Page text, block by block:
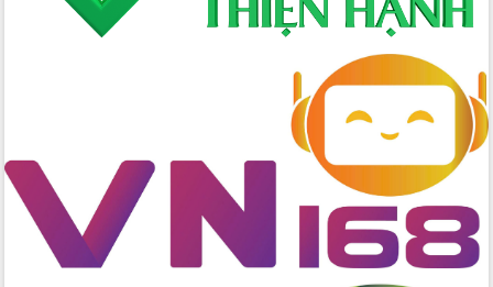
Phát động chiến dịch 30 ngày đêm
giải phóng mặt bằng Tuyến đường bộ
Đắk Lắk ký kết thỏa thuận hợp tác về
chuyển đổi số giai đoạn 2026 – 2030
với Tập đoàn Bưu chính Viễn thông
Việt Nam
Thứ trưởng Bộ Y tế làm việc với tỉnh
Đắk Lắk về phát triển nhân lực y tế